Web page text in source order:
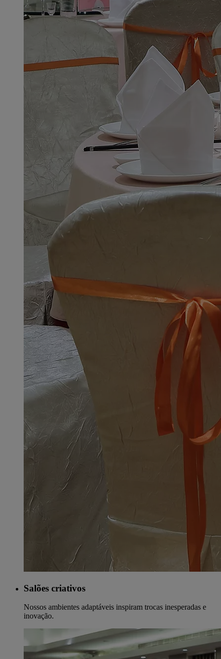
Salões criativos
Nossos ambientes adaptáveis inspiram trocas inesperadas e
inovação.